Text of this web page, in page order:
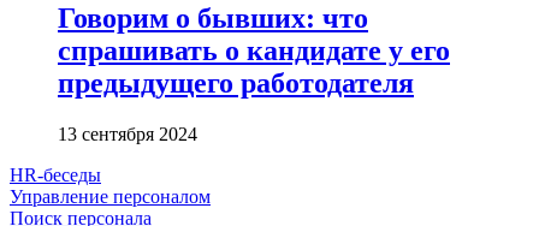
Говорим о бывших: что
спрашивать о кандидате у его
предыдущего работодателя
13 сентября 2024
HR-беседы
Управление персоналом
Поиск персонала